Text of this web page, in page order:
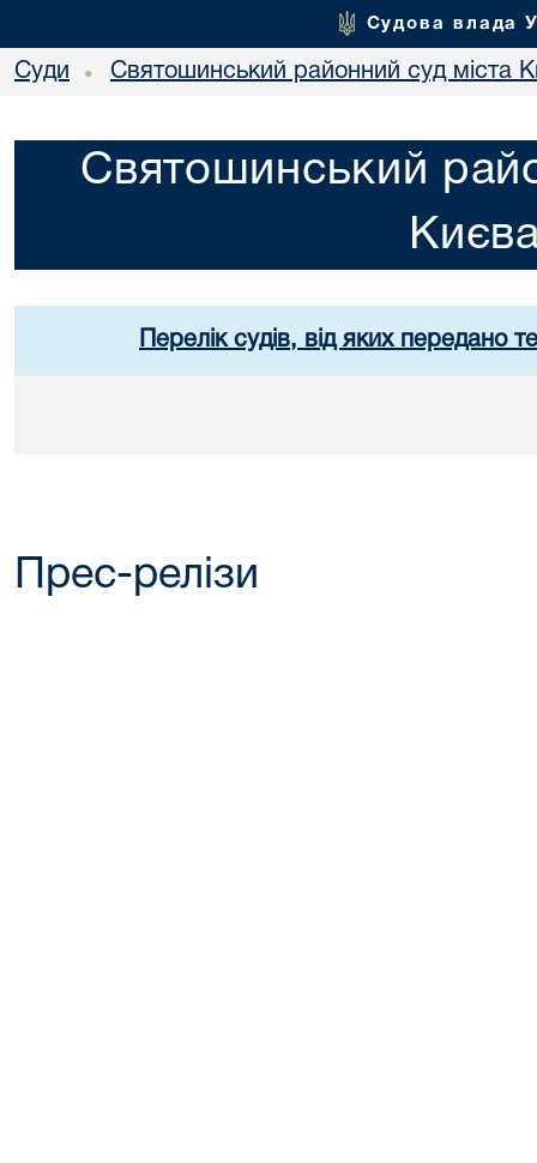
Судова влада
Суди • Святошинський районний суд міста
Святошинський
Перелік судів, від яких передано
Прес-релізи